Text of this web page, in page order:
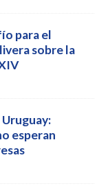
para el
sobre la
esperan